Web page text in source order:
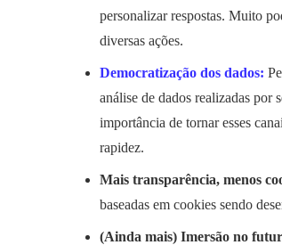
personalizar respostas. Muito
diversas ações.
Democratização dos dados:
análise de dados realizadas por
importância de tornar esses
rapidez.
Mais transparência, menos
baseadas em cookies sendo
(Ainda mais) Imersão no